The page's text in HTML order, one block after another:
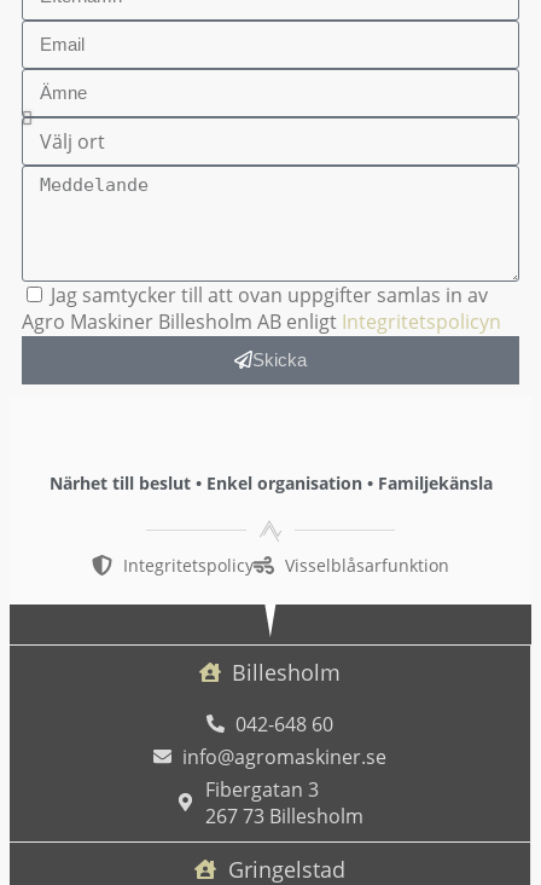
Jag samtycker till att ovan uppgifter samlas in av
Agro Maskiner Billesholm AB enligt Integritetspolicyn
Skicka
Närhet till beslut • Enkel organisation • Familjekänsla
Integritetspolicy Visselblåsarfunktion
Billesholm
042-648 60
info@agromaskiner.se
Fibergatan 3
267 73 Billesholm
Gringelstad